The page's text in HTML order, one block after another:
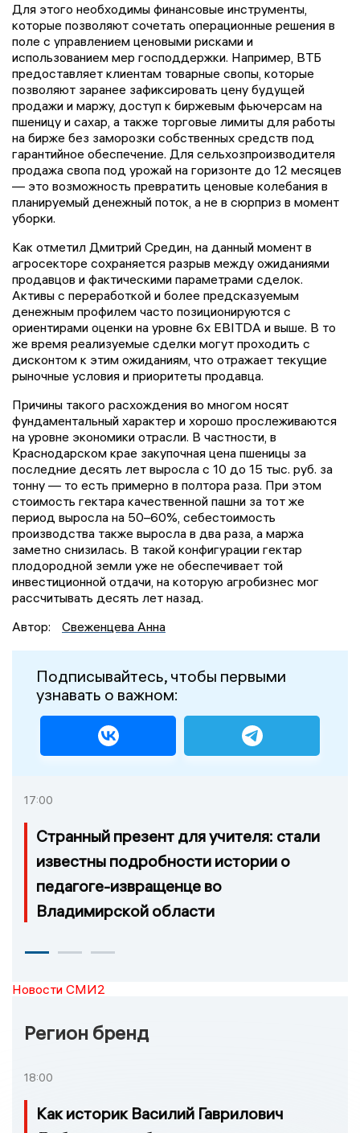
Для этого необходимы финансовые инструменты,
которые позволяют сочетать операционные решения в
поле с управлением ценовыми рисками и
использованием мер господдержки. Например, ВТБ
предоставляет клиентам товарные свопы, которые
позволяют заранее зафиксировать цену будущей
продажи и маржу, доступ к биржевым фьючерсам на
пшеницу и сахар, а также торговые лимиты для работы
на бирже без заморозки собственных средств под
гарантийное обеспечение. Для сельхозпроизводителя
продажа свопа под урожай на горизонте до 12 месяцев
— это возможность превратить ценовые колебания в
планируемый денежный поток, а не в сюрприз в момент
уборки.
Как отметил Дмитрий Средин, на данный момент в
агросекторе сохраняется разрыв между ожиданиями
продавцов и фактическими параметрами сделок.
Активы с переработкой и более предсказуемым
денежным профилем часто позиционируются с
ориентирами оценки на уровне 6x EBITDA и выше. В то
же время реализуемые сделки могут проходить с
дисконтом к этим ожиданиям, что отражает текущие
рыночные условия и приоритеты продавца.
Причины такого расхождения во многом носят
фундаментальный характер и хорошо прослеживаются
на уровне экономики отрасли. В частности, в
Краснодарском крае закупочная цена пшеницы за
последние десять лет выросла с 10 до 15 тыс. руб. за
тонну — то есть примерно в полтора раза. При этом
стоимость гектара качественной пашни за тот же
период выросла на 50–60%, себестоимость
производства также выросла в два раза, а маржа
заметно снизилась. В такой конфигурации гектар
плодородной земли уже не обеспечивает той
инвестиционной отдачи, на которую агробизнес мог
рассчитывать десять лет назад.
Автор:
Свеженцева Анна
Подписывайтесь, чтобы первыми
узнавать о важном:
17:00
Странный презент для учителя: стали
известны подробности истории о
педагоге-извращенце во
Владимирской области
Новости СМИ2
Регион бренд
18:00
Как историк Василий Гаврилович